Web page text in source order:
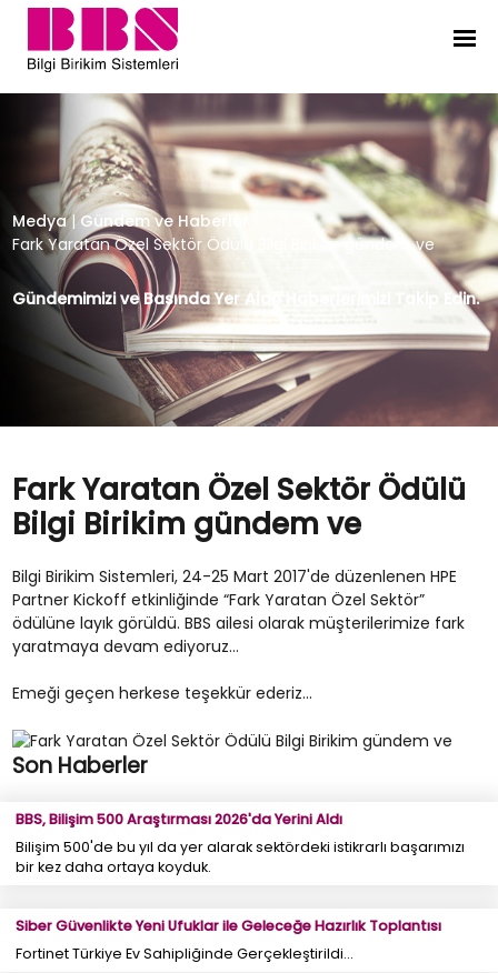
Fark Yaratan Özel Sektör Ödülü
Medya | Gündem ve Haberler
Fark Yaratan Özel Sektör Ödülü Bilgi Birikim gündem ve
Gündemimizi ve Basında Yer Alan Haberlerimizi Takip Edin.
Fark Yaratan Özel Sektör Ödülü
Bilgi Birikim gündem ve
Bilgi Birikim Sistemleri, 24-25 Mart 2017'de düzenlenen HPE
Partner Kickoff etkinliğinde “Fark Yaratan Özel Sektör”
ödülüne layık görüldü. BBS ailesi olarak müşterilerimize fark
yaratmaya devam ediyoruz…
Emeği geçen herkese teşekkür ederiz…
Son Haberler
BBS, Bilişim 500 Araştırması 2026'da Yerini Aldı
Bilişim 500'de bu yıl da yer alarak sektördeki istikrarlı başarımızı
bir kez daha ortaya koyduk.
Siber Güvenlikte Yeni Ufuklar ile Geleceğe Hazırlık Toplantısı
Fortinet Türkiye Ev Sahipliğinde Gerçekleştirildi...